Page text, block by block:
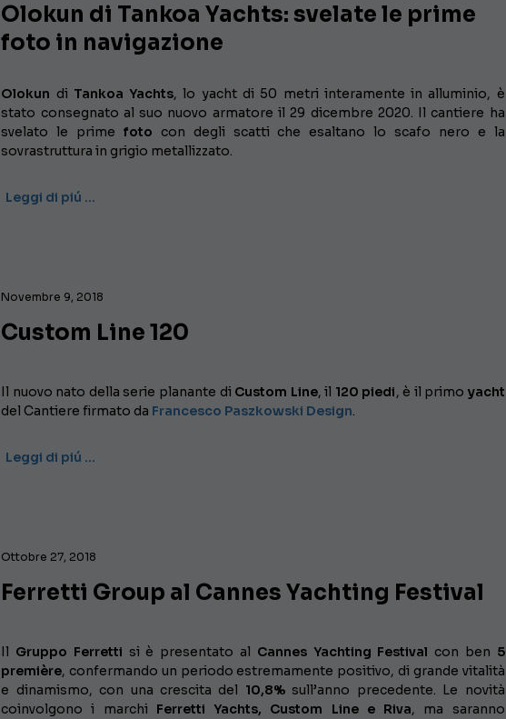
Olokun di Tankoa Yachts: svelate le prime
foto in navigazione
Olokun di Tankoa Yachts, lo yacht di 50 metri interamente in alluminio, è
stato consegnato al suo nuovo armatore il 29 dicembre 2020. Il cantiere ha
svelato le prime foto con degli scatti che esaltano lo scafo nero e la
sovrastruttura in grigio metallizzato.
Leggi di piú …
Novembre 9, 2018
Custom Line 120
Il nuovo nato della serie planante di Custom Line, il 120 piedi, è il primo yacht
del Cantiere firmato da Francesco Paszkowski Design.
Leggi di piú …
Ottobre 27, 2018
Ferretti Group al Cannes Yachting Festival
Il Gruppo Ferretti si è presentato al Cannes Yachting Festival con ben 5
première, confermando un periodo estremamente positivo, di grande vitalità
e dinamismo, con una crescita del 10,8%sull’anno precedente. Le novità
coinvolgono i marchi Ferretti Yachts, Custom Line e Riva, ma saranno